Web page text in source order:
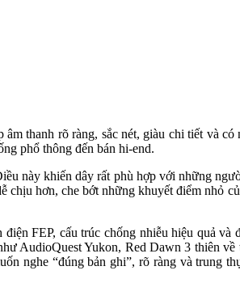
thanh rõ ràng, sắc nét, giàu chi tiết và có
phổ thông đến bán hi-end.
này khiến dây rất phù hợp với những
chịu hơn, che bớt những khuyết điểm nhỏ
FEP, cấu trúc chống nhiễu hiệu quả và
AudioQuest Yukon, Red Dawn 3 thiên về
nghe “đúng bản ghi”, rõ ràng và trung